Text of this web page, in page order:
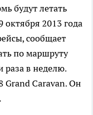
будут летать
октября 2013 года
сообщает
по маршруту
в неделю.
Grand Caravan. Он